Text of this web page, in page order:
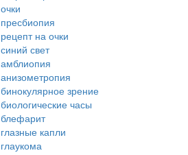
очки
пресбиопия
рецепт на очки
синий свет
амблиопия
анизометропия
бинокулярное зрение
биологические часы
блефарит
глазные капли
глаукома